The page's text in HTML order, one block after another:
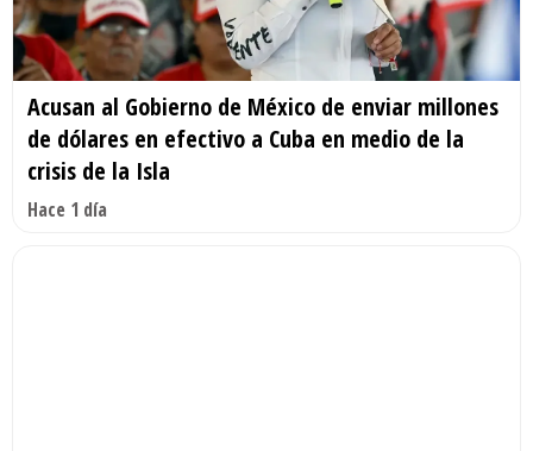
Acusan al Gobierno de México de enviar millones
de dólares en efectivo a Cuba en medio de la
crisis de la Isla
Hace 1 día